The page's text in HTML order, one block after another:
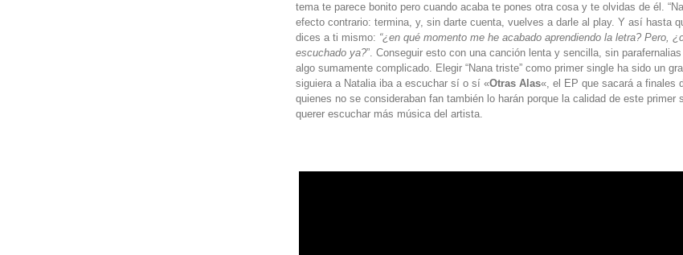
tema te parece bonito pero cuando acaba te pones otra cosa y te olvidas de él.
efecto contrario: termina, y, sin darte cuenta, vuelves a darle al play. Y así hasta
dices a ti mismo: “¿en qué momento me he acabado aprendiendo la letra? Pero,
escuchado ya?”. Conseguir esto con una canción lenta y sencilla, sin
algo sumamente complicado. Elegir “Nana triste” como primer single ha sido un
siguiera a Natalia iba a escuchar sí o sí «Otras Alas«, el EP que sacará a finales
quienes no se consideraban fan también lo harán porque la calidad de este primer
querer escuchar más música del artista.